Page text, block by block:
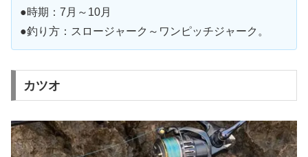
●時期：7月～10月
●釣り方：スロージャーク～ワンピッチジャーク。
カツオ